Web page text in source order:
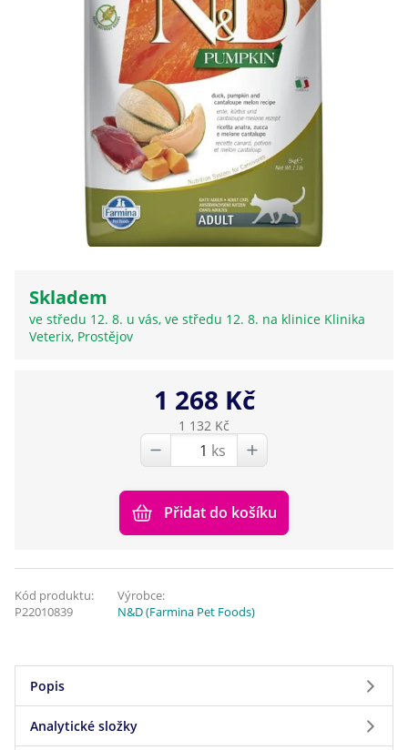
777 319 516 (Po–Pá, 9–19h; So–Ne, 9–14h)
info@veterix.cz
E-shop Veterix
777 319 517 (Po–Pá, 8–15h)
eshop@veterix.cz
Skladem
ve středu 12. 8. u vás, ve středu 12. 8. na klinice Klinika
Veterix, Prostějov
1 268 Kč
1 132 Kč
ks
Přidat do košíku
Kód produktu:
P22010839
Výrobce:
N&D (Farmina Pet Foods)
Popis
Kompletní krmivo pro dospělé kočky.
Analytické složky